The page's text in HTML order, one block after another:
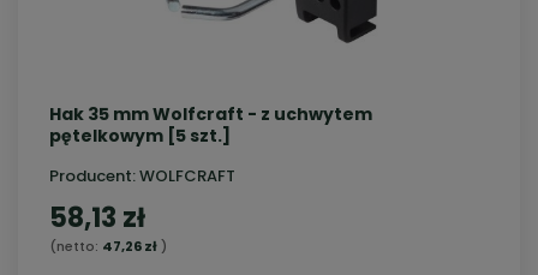
Hak 35 mm Wolfcraft - z uchwytem
pętelkowym [5 szt.]
Producent:WOLFCRAFT
58,13 zł
(netto: 47,26 zł)